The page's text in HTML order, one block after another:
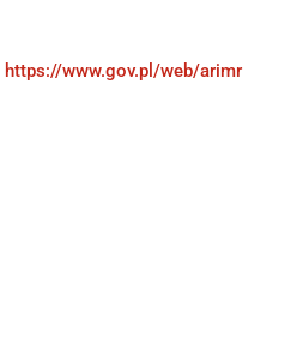
https://www.gov.pl/web/arimr